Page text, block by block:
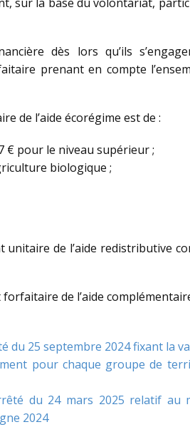
dès lors qu’ils
prenant en compte
de l’aide écorégime est de :
€ pour le niveau supérieur ;
biologique ;
unitaire de l’aide redistributive
de l’aide
du 25 septembre 2024 fixant
pour chaque groupe de
du 24 mars 2025 relatif au
2024